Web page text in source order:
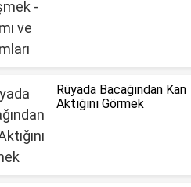
Rüyada Bacağından Kan
Aktığını Görmek